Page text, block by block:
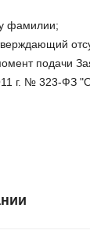
фамилии;
подачи
г. № 323-ФЗ